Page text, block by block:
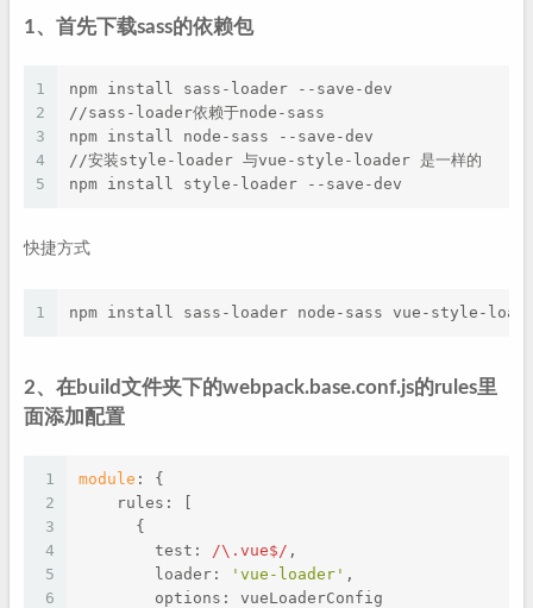
1、首先下载sass的依赖包
1
2
3
4
5
npm install sass-loader --save-dev
//sass-loader依赖于node-sass
npm install node-sass --save-dev
//安装style-loader 与vue-style-loader 是一样的
npm install style-loader --save-dev
快捷方式
1 npm install sass-loader node-sass vue-style-
2、在build文件夹下的webpack.base.conf.js的rules里
面添加配置
1
2
3
4
5
6
module : {
    rules: [
      {
        test:
/\.vue$/ ,
        loader:
'vue-loader' ,
        options: vueLoaderConfig